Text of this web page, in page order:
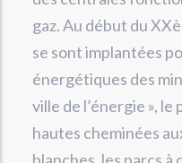
gaz. Au début du
se sont implantées
énergétiques des
ville de l’énergie »,
hautes cheminées